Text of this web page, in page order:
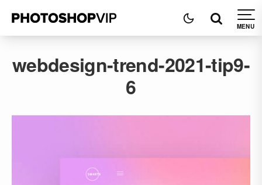
webdesign-trend-2021-tip9-
6